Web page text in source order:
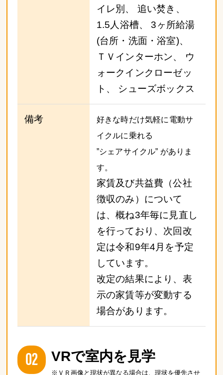
イレ別、 追い焚き、
1.5人浴槽、 3ヶ所給湯
(台所・洗面・浴室)、
ＴＶインターホン、 ウ
ォークインクローゼッ
ト、 シューズボックス
備考
好きな時だけ気軽に電動サ
イクルに乗れる
”シェアサイクル” がありま
す。
家賃及び共益費（公社
徴収のみ）について
は、概ね3年毎に見直し
を行っており、次回改
定は令和9年4月を予定
しています。
改定の結果により、表
示の家賃等が変動する
場合があります。
02 VRで室内を見学
※ＶＲ画像と現状が異なる場合は、現状を優先させ